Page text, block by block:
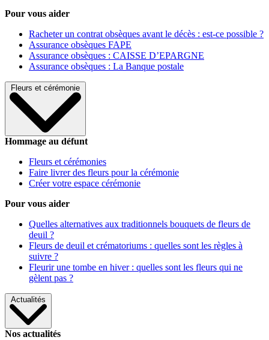
Pour vous aider
Racheter un contrat obsèques avant le décès : est-ce possible ?
Assurance obsèques FAPE
Assurance obsèques : CAISSE D’EPARGNE
Assurance obsèques : La Banque postale
Fleurs et cérémonie
Hommage au défunt
Fleurs et cérémonies
Faire livrer des fleurs pour la cérémonie
Créer votre espace cérémonie
Pour vous aider
Quelles alternatives aux traditionnels bouquets de fleurs de
deuil ?
Fleurs de deuil et crématoriums : quelles sont les règles à
suivre ?
Fleurir une tombe en hiver : quelles sont les fleurs qui ne
gèlent pas ?
Actualités
Nos actualités